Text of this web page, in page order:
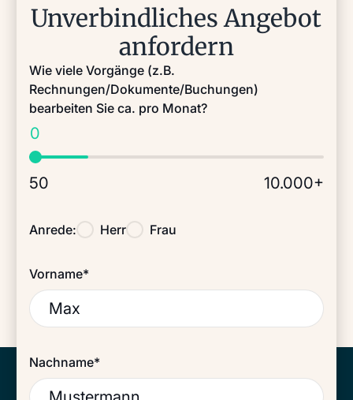
Unverbindliches Angebot
anfordern
Wie viele Vorgänge (z.B.
Rechnungen/Dokumente/Buchungen)
bearbeiten Sie ca. pro Monat?
0
50 10.000+
Anrede: Herr Frau
Vorname*
Nachname*